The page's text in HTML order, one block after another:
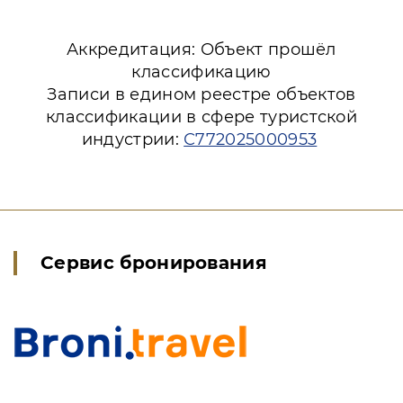
Аккредитация: Объект прошёл
классификацию
Записи в едином реестре объектов
классификации в сфере туристской
индустрии: С772025000953
Сервис бронирования